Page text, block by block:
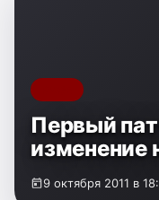
Первый
изменение
9 октября 2011 в